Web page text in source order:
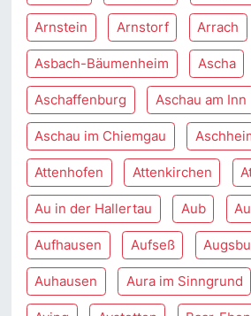
Arnstein Arnstorf Arrach
Asbach-Bäumenheim Ascha
Aschaffenburg Aschau am Inn
Aschau im Chiemgau
Attenhofen Attenkirchen
Au in der Hallertau Aub
Aufhausen Aufseß
Auhausen Aura im Sinngrund